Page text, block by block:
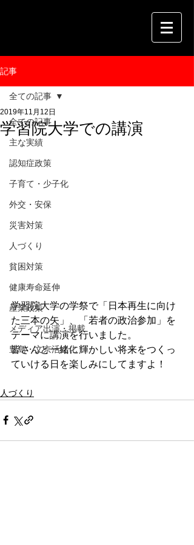
記事
全ての記事
主な実績
認知症政策
子育て・少子化
外交・安保
災害対策
人づくり
貧困対策
健康寿命延伸
産業政策
メディア出演・掲載
豊島・文京活性化
全ての記事
学習院大学での講演
2019年11月12日
学習院大学の学祭で「日本再生に向け
た三本の矢」、「若者の政治参加」を
テーマに講演を行いました。
皆さんと一緒に輝かしい将来をつくっ
ていける日を楽しみにしてますよ！
人づくり